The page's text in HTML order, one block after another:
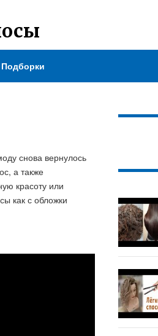
Подборки
снова вернулось
а также
красоту или
как с обложки